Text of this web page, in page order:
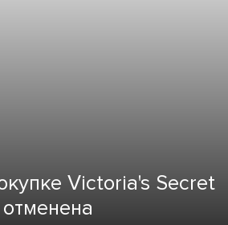
Victoria's Secret
отменена